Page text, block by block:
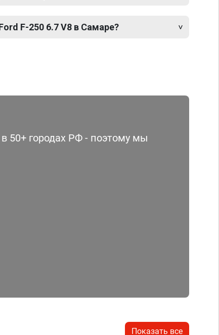
F-250 6.7 V8 в Самаре?
50+ городах РФ - поэтому мы
Показать все